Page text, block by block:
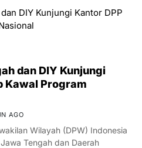
dan DIY Kunjungi
Kawal Program
AGO
Wilayah (DPW) Indonesia
Tengah dan Daerah